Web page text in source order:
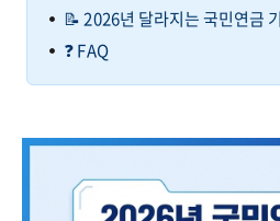
📝 2026년 달라지는 국민연금
❓ FAQ